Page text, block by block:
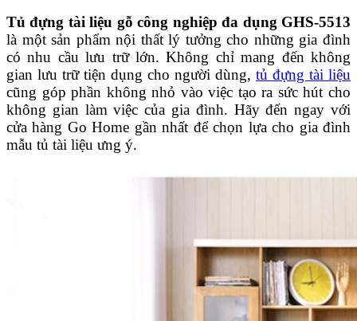
Tủ đựng tài liệu gỗ công nghiệp đa dụng GHS-5513
là một sản phẩm nội thất lý tưởng cho những gia đình
có nhu cầu lưu trữ lớn. Không chỉ mang đến không
gian lưu trữ tiện dụng cho người dùng, tủ đựng tài liệu
cũng góp phần không nhỏ vào việc tạo ra sức hút cho
không gian làm việc của gia đình. Hãy đến ngay với
cửa hàng Go Home gần nhất để chọn lựa cho gia đình
mẫu tủ tài liệu ưng ý.